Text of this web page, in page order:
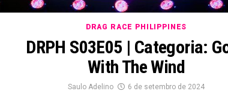
DRAG RACE PHILIPPINES
DRPH S03E05 | Categoria:
With The Wind
Saulo Adelino 6 de setembro de 2024